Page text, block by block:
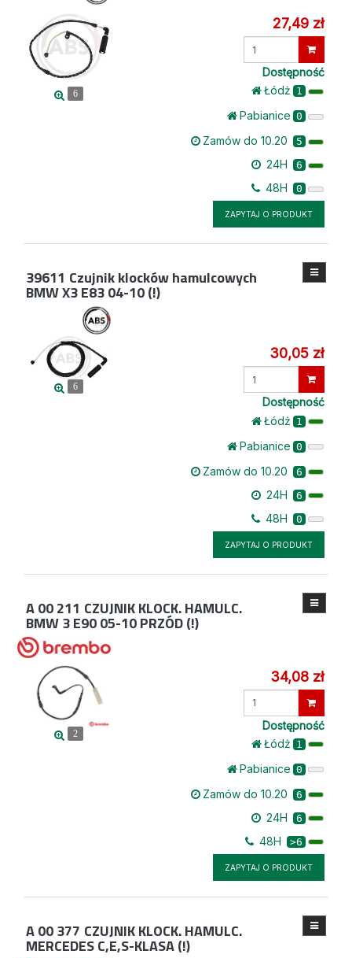
6
27,49 zł
Dostępność
Łódż 1
Pabianice 0
Zamów do 10.20 5
24H 6
48H 0
ZAPYTAJ O PRODUKT
39611 Czujnik klocków hamulcowych
BMW X3 E83 04-10 (!)
6
30,05 zł
Dostępność
Łódż 1
Pabianice 0
Zamów do 10.20 6
24H 6
48H 0
ZAPYTAJ O PRODUKT
A 00 211 CZUJNIK KLOCK. HAMULC.
BMW 3 E90 05-10 PRZÓD (!)
2
34,08 zł
Wprowadź
Dostępność
Łódż 1
Pabianice 0
Zamów do 10.20 6
24H 6
48H >6
ZAPYTAJ O PRODUKT
A 00 377 CZUJNIK KLOCK. HAMULC.
MERCEDES C,E,S-KLASA (!)